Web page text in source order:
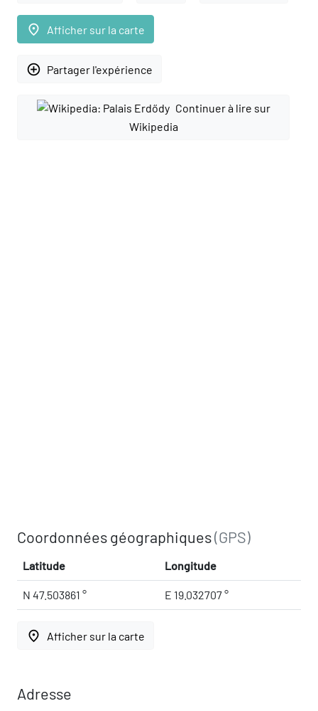
place Afficher sur la carte
add_circle_outline Partager l'expérience
Continuer à lire sur
Wikipedia
Coordonnées géographiques(GPS)
Latitude Longitude
N 47.503861 ° E 19.032707 °
place Afficher sur la carte
Adresse